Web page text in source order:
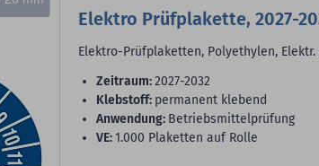
Elektro Prüfplakette, 2027-
Elektro-Prüfplaketten, Polyethylen,
Zeitraum:2027-2032
Klebstoff: permanent klebend
Anwendung: Betriebsmittelprüfung
VE:1.000 Plaketten auf Rolle